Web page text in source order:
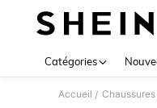
Catégories
Accueil / Chaussures